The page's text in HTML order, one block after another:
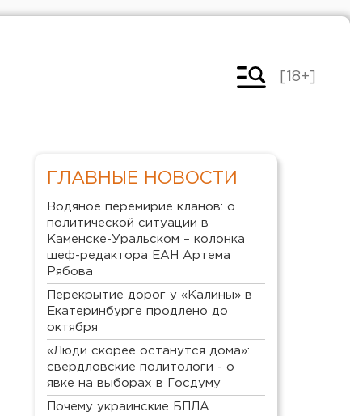
[18+]
ГЛАВНЫЕ НОВОСТИ
Водяное перемирие кланов: о
политической ситуации в
Каменске-Уральском – колонка
шеф-редактора ЕАН Артема
Рябова
Перекрытие дорог у «Калины» в
Екатеринбурге продлено до
октября
«Люди скорее останутся дома»:
свердловские политологи - о
явке на выборах в Госдуму
Почему украинские БПЛА